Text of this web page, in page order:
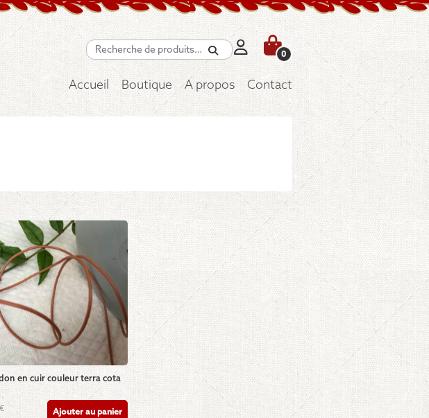
Recherche
0
Accueil Boutique A propos Contact
en cuir couleur terra cota
€ Ajouter au panier